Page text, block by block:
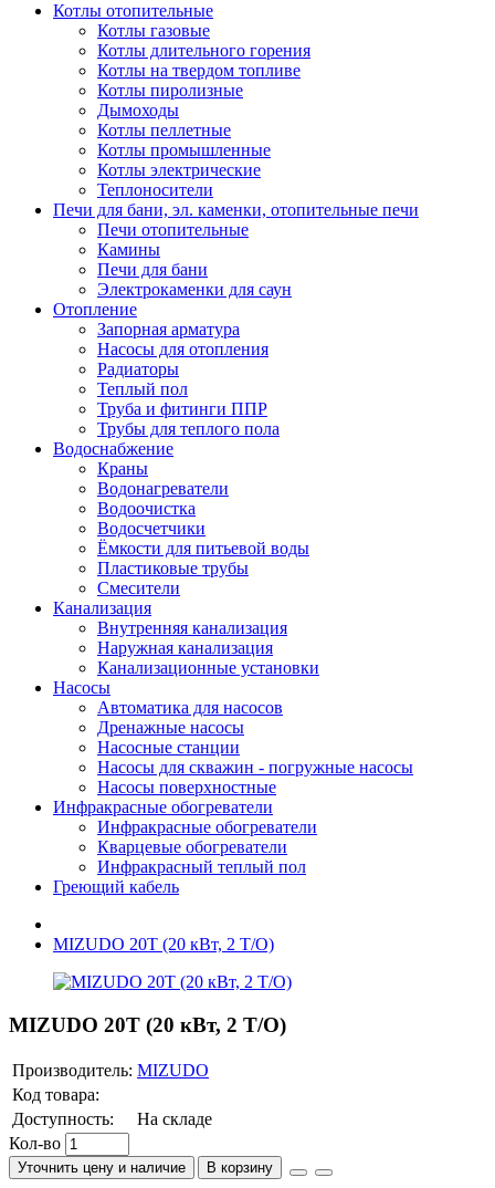
Котлы отопительные
Котлы газовые
Котлы длительного горения
Котлы на твердом топливе
Котлы пиролизные
Дымоходы
Котлы пеллетные
Котлы промышленные
Котлы электрические
Теплоносители
Печи для бани, эл. каменки, отопительные печи
Печи отопительные
Камины
Печи для бани
Электрокаменки для саун
Отопление
Запорная арматура
Насосы для отопления
Радиаторы
Теплый пол
Труба и фитинги ППР
Трубы для теплого пола
Водоснабжение
Краны
Водонагреватели
Водоочистка
Водосчетчики
Ёмкости для питьевой воды
Пластиковые трубы
Смесители
Канализация
Внутренняя канализация
Наружная канализация
Канализационные установки
Насосы
Автоматика для насосов
Дренажные насосы
Насосные станции
Насосы для скважин - погружные насосы
Насосы поверхностные
Инфракрасные обогреватели
Инфракрасные обогреватели
Кварцевые обогреватели
Инфракрасный теплый пол
Греющий кабель
MIZUDO 20Т (20 кВт, 2 Т/O)
MIZUDO 20Т (20 кВт, 2 Т/O)
Производитель: MIZUDO
Код товара:
Доступность:
На складе
Кол-во
В корзину
Уточнить цену и наличие